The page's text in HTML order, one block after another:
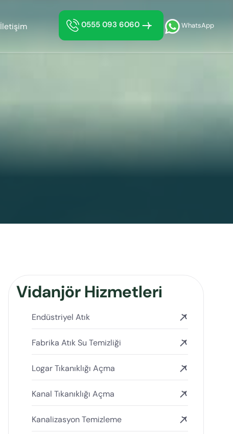
İletişim 0555 093 6060 WhatsApp
Vidanjör Hizmetleri
Endüstriyel Atık
Fabrika Atık Su Temizliği
Logar Tıkanıklığı Açma
Kanal Tıkanıklığı Açma
Kanalizasyon Temizleme